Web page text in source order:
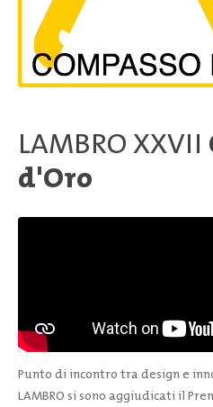
LAMBRO XXVII
d'Oro
Punto di incontro tra design e
LAMBRO si sono aggiudicati il